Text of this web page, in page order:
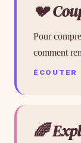
💔
Pour
comment
ÉCOUTER
🌈